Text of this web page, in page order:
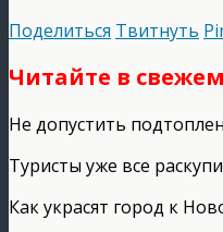
Поделиться Твитнуть
Читайте в
Не допустить
Туристы уже все
Как украсят город к